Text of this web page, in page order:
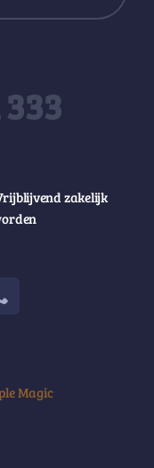
333
zakelijk
Magic